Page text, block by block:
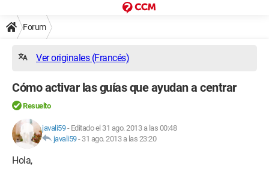
Forum
Ver originales (Francés)
Cómo activar las guías que ayudan a centrar
Resuelto
javali59- Editado el 31 ago. 2013 a las 00:48
javali59- 31 ago. 2013 a las 23:20
Hola,